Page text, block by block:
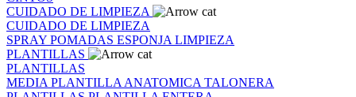
CUIDADO DE LIMPIEZA
CUIDADO DE LIMPIEZA
SPRAY POMADAS ESPONJA LIMPIEZA
PLANTILLAS
PLANTILLAS
MEDIA PLANTILLA ANATOMICA TALONERA